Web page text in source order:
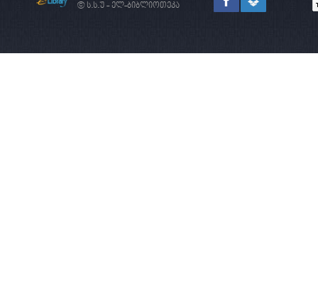
© ს.ს.უ - ელ-ბიბლიოთეკა